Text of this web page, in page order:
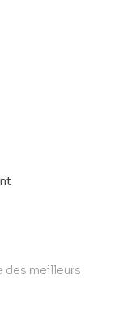
des meilleurs